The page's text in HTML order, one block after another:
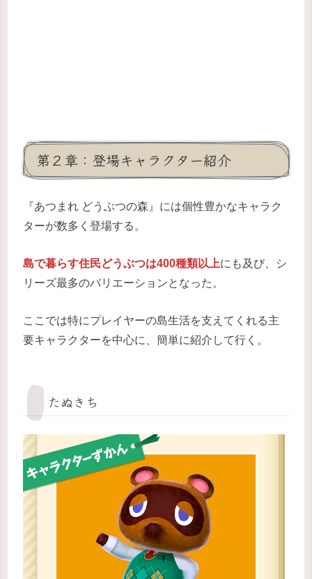
第２章：登場キャラクター紹介
『あつまれ どうぶつの森』には個性豊かなキャラク
ターが数多く登場する。
島で暮らす住民どうぶつは400種類以上にも及び、シ
リーズ最多のバリエーションとなった。
ここでは特にプレイヤーの島生活を支えてくれる主
要キャラクターを中心に、簡単に紹介して行く。
たぬきち